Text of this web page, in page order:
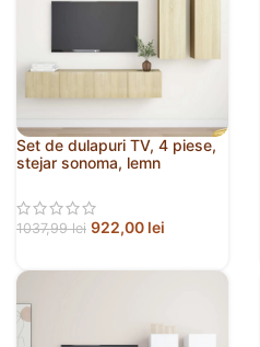
Set de dulapuri TV, 4 piese,
stejar sonoma, lemn
1037,99lei 922,00 lei